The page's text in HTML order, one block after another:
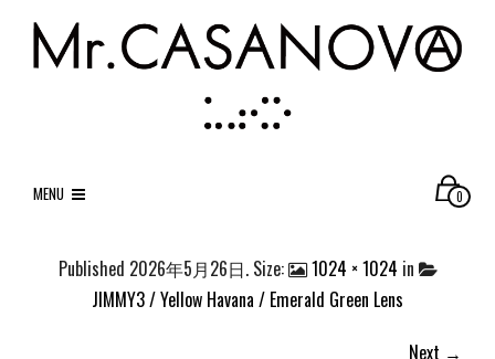
MENU 0
Published 2026年5月26日. Size: 1024 × 1024 in
JIMMY3 / Yellow Havana / Emerald Green Lens
Next →